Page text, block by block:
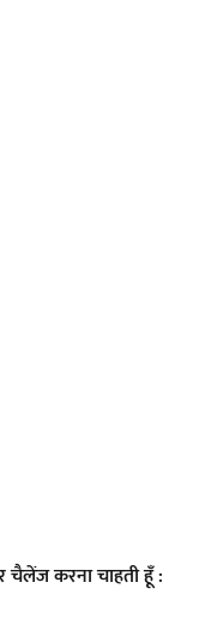
चैलेंज करना चाहती हूँ :